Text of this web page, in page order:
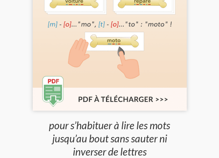
pour s’habituer à lire les mots
jusqu’au bout sans sauter ni
inverser de lettres